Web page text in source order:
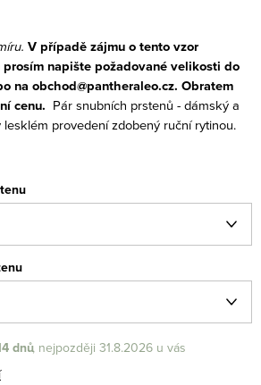
V případě zájmu o tento vzor
napište požadované velikosti do
na obchod@pantheraleo.cz. Obratem
cenu. Pár snubních prstenů - dámský a
provedení zdobený ruční rytinou.
dnů
31.8.2026